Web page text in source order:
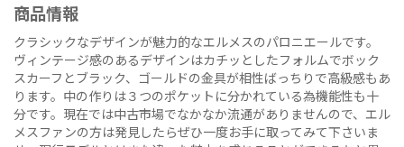
商品情報
クラシックなデザインが魅力的なエルメスのパロニエールです。
ヴィンテージ感のあるデザインはカチッとしたフォルムでボック
スカーフとブラック、ゴールドの金具が相性ばっちりで高級感もあ
ります。中の作りは３つのポケットに分かれている為機能性も十
分です。現在では中古市場でなかなか流通がありませんので、エル
メスファンの方は発見したらぜひ一度お手に取ってみて下さいま